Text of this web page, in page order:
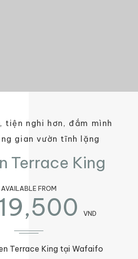
tiện nghi hơn, đắm mình
gian vườn tĩnh lặng
Terrace King
AVAILABLE FROM
VND
Terrace King tại Wafaifo